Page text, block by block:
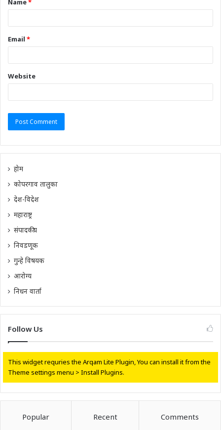
Name*
Email *
Website
होम
कोपरगाव तालुका
देश-विदेश
महाराष्ट्र
संपादकीय
निवडणूक
गुन्हे विषयक
आरोग्य
निधन वार्ता
Follow Us
This widget requries the Arqam Lite Plugin, You can install it from the
Theme settings menu > Install Plugins.
Popular Recent Comments